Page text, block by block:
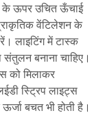
के ऊपर उचित ऊँचाई
वेंटिलेशन के
लाइटिंग में टास्क
संतुलन बनाना चाहिए।
को मिलाकर
स्ट्रिप लाइट्स
बचत भी होती है।